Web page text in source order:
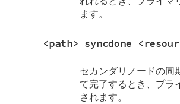
ます。
<path> syncdone
セカンダリノードの同
て完了するとき、プラ
されます。